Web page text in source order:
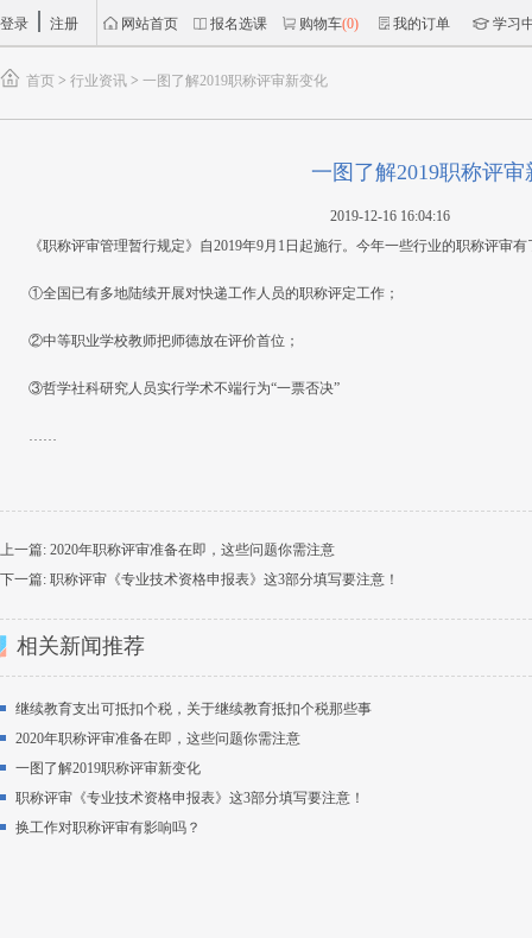
登录 注册 网站首页 报名选课 购物车(0) 我的订单 学习
首页 > 行业资讯 > 一图了解2019职称评审新变化
一图了解2019职称评审
2019-12-16 16:04:16
《职称评审管理暂行规定》自2019年9月1日起施行。今年一些行业的职称评审
①全国已有多地陆续开展对快递工作人员的职称评定工作；
②中等职业学校教师把师德放在评价首位；
③哲学社科研究人员实行学术不端行为“一票否决”
……
上一篇: 2020年职称评审准备在即，这些问题你需注意
下一篇: 职称评审《专业技术资格申报表》这3部分填写要注意！
相关新闻推荐
继续教育支出可抵扣个税，关于继续教育抵扣个税那些事
2020年职称评审准备在即，这些问题你需注意
一图了解2019职称评审新变化
职称评审《专业技术资格申报表》这3部分填写要注意！
换工作对职称评审有影响吗？